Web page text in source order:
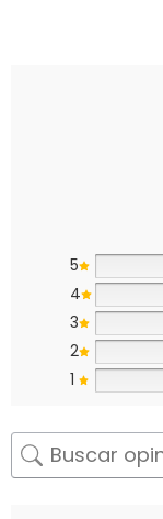
5
4
3
2
1